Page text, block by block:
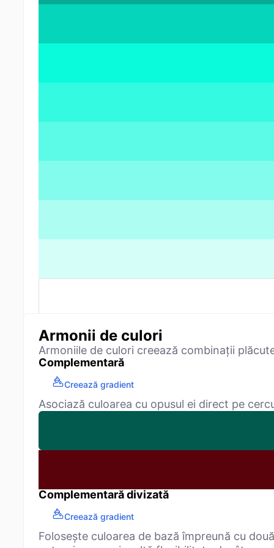
Armonii de culori
Armoniile de culori creează combinații
Complementară
Creează gradient
Asociază culoarea cu opusul ei direct pe
Complementară divizată
Creează gradient
Folosește culoarea de bază împreună cu